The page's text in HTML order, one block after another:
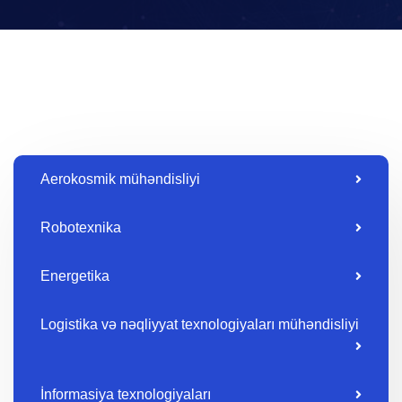
Aerokosmik mühəndisliyi
Robotexnika
Energetika
Logistika və nəqliyyat texnologiyaları mühəndisliyi
İnformasiya texnologiyaları